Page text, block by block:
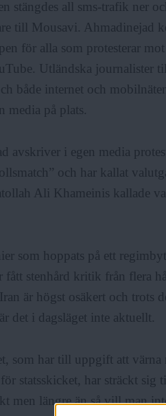
stängdes all sms-trafik ner
till Mousavi. Ahmadinejad
för alla som protesterar
Utländska journalister
både internet och
media på plats.
avskriver i egen media
och har kallat
Ali Khameinis kallade
som hoppats på ett
fått stenhård kritik från flera
är högst osäkert och trots
det i dagsläget inte aktuellt.
som har till uppgift att
statsskicket, har sträckt sig
men längre än så vill man